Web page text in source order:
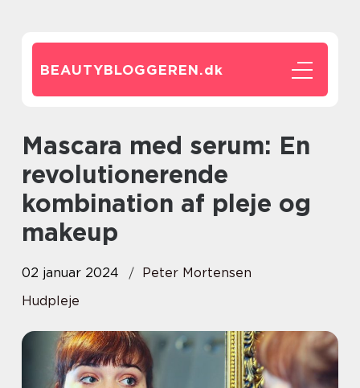
BEAUTYBLOGGEREN.dk
Mascara med serum: En
revolutionerende
kombination af pleje og
makeup
02 januar 2024
Peter Mortensen
Hudpleje